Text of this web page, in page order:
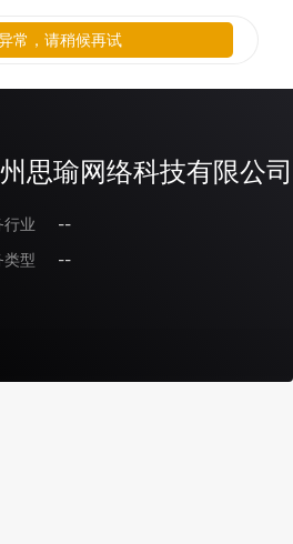
思瑜网络科技有限公司
行业
--
类型
--
常，请稍候再试